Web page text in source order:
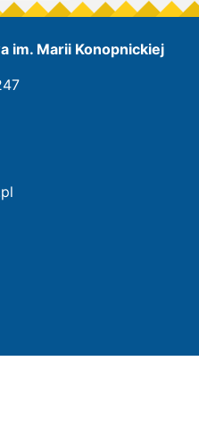
im. Marii Konopnickiej